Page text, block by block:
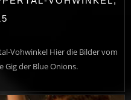
Vohwinkel Hier die Bilder vom
Gig der Blue Onions.